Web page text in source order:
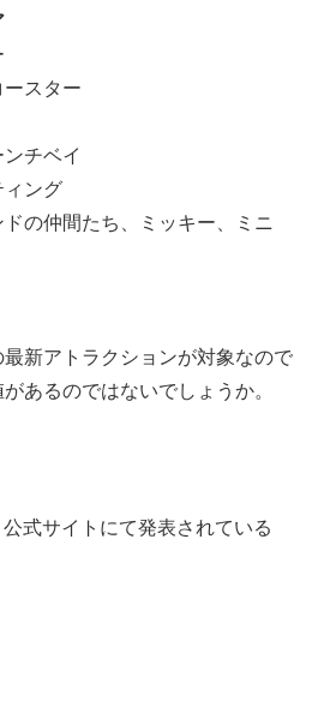
ースター
チベイ
ィング
の仲間たち、ミッキー、ミニ
最新アトラクションが対象なので
あるのではないでしょうか。
式サイトにて発表されている